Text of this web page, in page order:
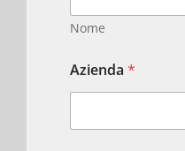
Nome
Azienda *